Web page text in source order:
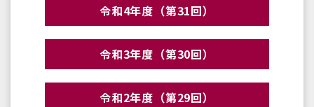
令和4年度（第31回）
令和3年度（第30回）
令和2年度（第29回）